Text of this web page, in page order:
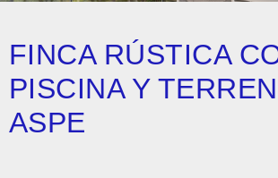
FINCA RÚSTICA
PISCINA Y
ASPE